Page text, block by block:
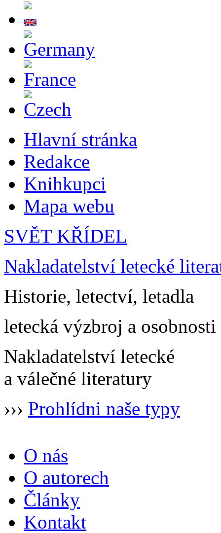
Hlavní stránka
Redakce
Knihkupci
Mapa webu
SVĚT KŘÍDEL
Nakladatelství letecké
Historie, letectví, letadla
letecká výzbroj a osobnosti
Nakladatelství letecké
a válečné literatury
››› Prohlídni naše typy
O nás
O autorech
Články
Kontakt